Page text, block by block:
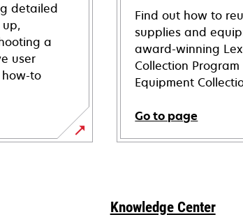
detailed
a
user
to
Find out how to
supplies and
award-winning
Collection
Equipment
Go to page
Knowledge Center